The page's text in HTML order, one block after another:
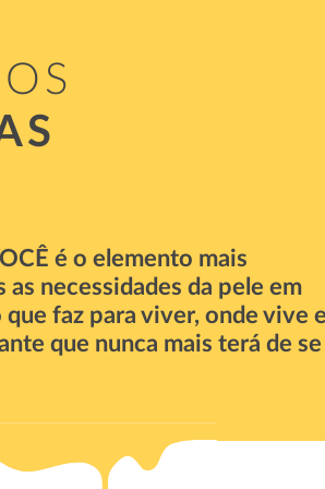
é o elemento mais
necessidades da pele em
faz para viver, onde vive
que nunca mais terá de se